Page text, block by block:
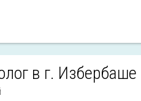
в г. Избербаше